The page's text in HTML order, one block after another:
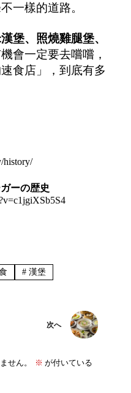
一樣的道路。
堡、照燒雞腿堡、
會一定要去嚐嚐，
食店」，到底有多
history/
ーの歴史
# 漢堡
次へ
せん。 ※ が付いている